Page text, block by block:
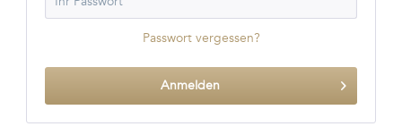
Passwort vergessen?
Anmelden